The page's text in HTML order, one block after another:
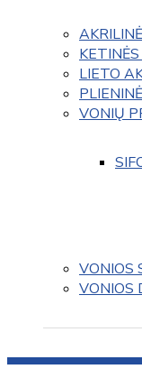
LIETO
VONIŲ
VONIOS
VONIOS